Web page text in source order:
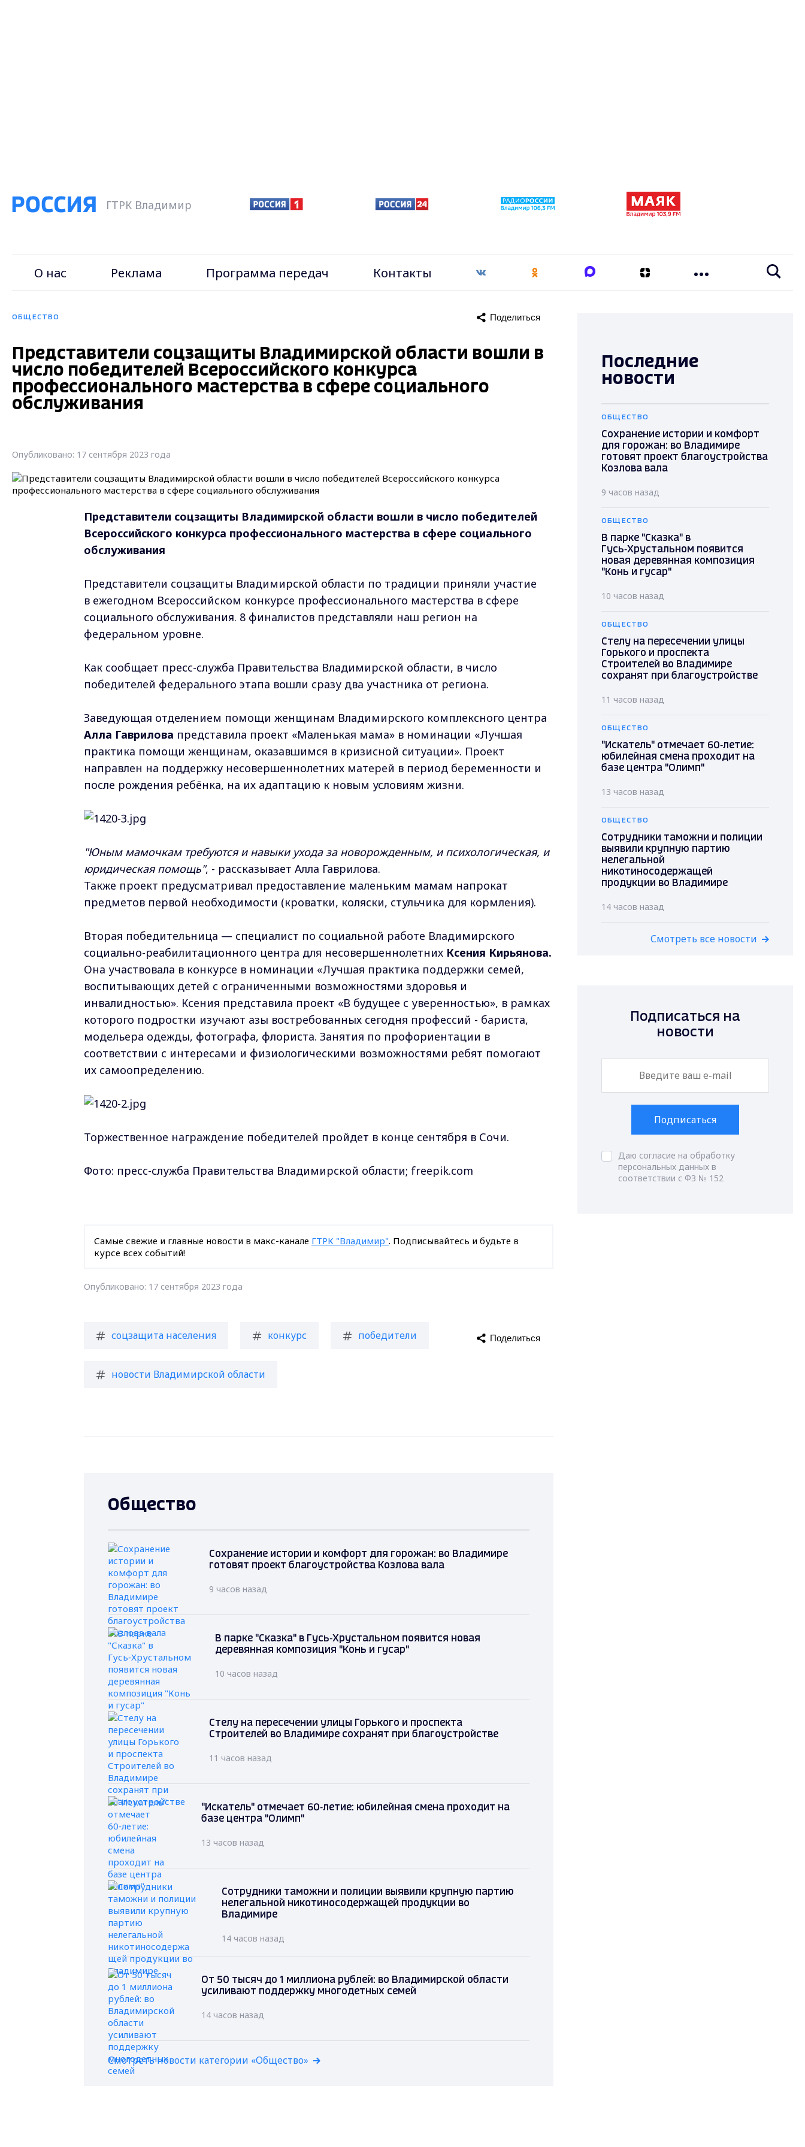
ГТРК Владимир
О нас Реклама Программа передач Контакты
ОБЩЕСТВО Поделиться
Представители соцзащиты Владимирской области вошли в
число победителей Всероссийского конкурса
профессионального мастерства в сфере социального
обслуживания
Опубликовано: 17 сентября 2023 года
Представители соцзащиты Владимирской области вошли в число победителей
Всероссийского конкурса профессионального мастерства в сфере социального
обслуживания
Представители соцзащиты Владимирской области по традиции приняли участие
в ежегодном Всероссийском конкурсе профессионального мастерства в сфере
социального обслуживания. 8 финалистов представляли наш регион на
федеральном уровне.
Как сообщает пресс-служба Правительства Владимирской области, в число
победителей федерального этапа вошли сразу два участника от региона.
Заведующая отделением помощи женщинам Владимирского комплексного центра
Алла Гаврилова представила проект «Маленькая мама» в номинации «Лучшая
практика помощи женщинам, оказавшимся в кризисной ситуации». Проект
направлен на поддержку несовершеннолетних матерей в период беременности и
после рождения ребёнка, на их адаптацию к новым условиям жизни.
"Юным мамочкам требуются и навыки ухода за новорожденным, и психологическая, и
юридическая помощь", - рассказывает Алла Гаврилова.
Также проект предусматривал предоставление маленьким мамам напрокат
предметов первой необходимости (кроватки, коляски, стульчика для кормления).
Вторая победительница — специалист по социальной работе Владимирского
социально-реабилитационного центра для несовершеннолетних Ксения Кирьянова.
Она участвовала в конкурсе в номинации «Лучшая практика поддержки семей,
воспитывающих детей с ограниченными возможностями здоровья и
инвалидностью». Ксения представила проект «В будущее с уверенностью», в рамках
которого подростки изучают азы востребованных сегодня профессий - бариста,
модельера одежды, фотографа, флориста. Занятия по профориентации в
соответствии с интересами и физиологическими возможностями ребят помогают
их самоопределению.
Торжественное награждение победителей пройдет в конце сентября в Сочи.
Фото: пресс-служба Правительства Владимирской области; freepik.com
Самые свежие и главные новости в макс-канале ГТРК "Владимир". Подписывайтесь и будьте в
курсе всех событий!
Опубликовано: 17 сентября 2023 года
соцзащита населения конкурс победители
новости Владимирской области
Поделиться
Общество
Сохранение истории и комфорт для горожан: во Владимире
готовят проект благоустройства Козлова вала
9 часов назад
В парке "Сказка" в Гусь‑Хрустальном появится новая
деревянная композиция "Конь и гусар"
10 часов назад
Стелу на пересечении улицы Горького и проспекта
Строителей во Владимире сохранят при благоустройстве
11 часов назад
"Искатель" отмечает 60‑летие: юбилейная смена проходит на
базе центра "Олимп"
13 часов назад
Сотрудники таможни и полиции выявили крупную партию
нелегальной никотиносодержащей продукции во
Владимире
14 часов назад
От 50 тысяч до 1 миллиона рублей: во Владимирской области
усиливают поддержку многодетных семей
14 часов назад
Смотреть новости категории «Общество»
Последние
новости
ОБЩЕСТВО
Сохранение истории и комфорт
для горожан: во Владимире
готовят проект благоустройства
Козлова вала
9 часов назад
ОБЩЕСТВО
В парке "Сказка" в
Гусь‑Хрустальном появится
новая деревянная композиция
"Конь и гусар"
10 часов назад
ОБЩЕСТВО
Стелу на пересечении улицы
Горького и проспекта
Строителей во Владимире
сохранят при благоустройстве
11 часов назад
ОБЩЕСТВО
"Искатель" отмечает 60‑летие:
юбилейная смена проходит на
базе центра "Олимп"
13 часов назад
ОБЩЕСТВО
Сотрудники таможни и полиции
выявили крупную партию
нелегальной
никотиносодержащей
продукции во Владимире
14 часов назад
Смотреть все новости
Подписаться на
новости
Подписаться
Даю согласие на обработку
персональных данных в
соответствии с ФЗ № 152